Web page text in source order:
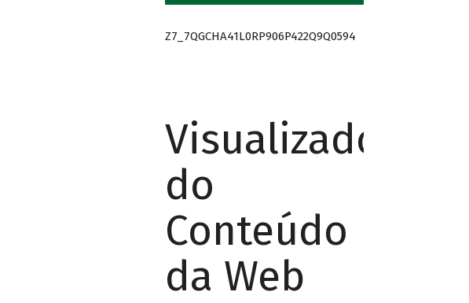
Z7_7QGCHA41L0RP906P422Q9Q0594
Visualizador
do
Conteúdo
da Web